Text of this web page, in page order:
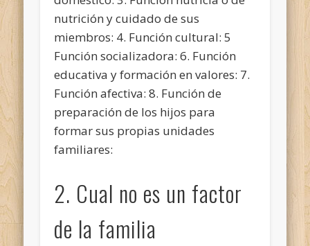
nutrición y cuidado de sus
miembros: 4. Función cultural: 5
Función socializadora: 6. Función
educativa y formación en valores: 7.
Función afectiva: 8. Función de
preparación de los hijos para
formar sus propias unidades
familiares:
2. Cual no es un factor
de la familia